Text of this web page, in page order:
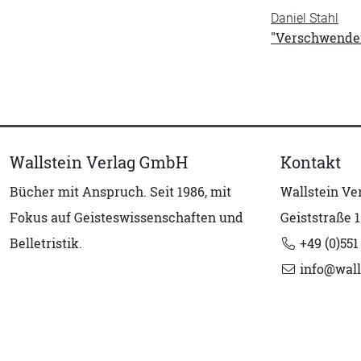
Daniel Stahl
Wallstein Verlag GmbH
Bücher mit Anspruch. Seit 1986, mit
Fokus auf Geisteswissenschaften und
Belletristik.
Kontakt
Wallstein
Geiststraße
+49